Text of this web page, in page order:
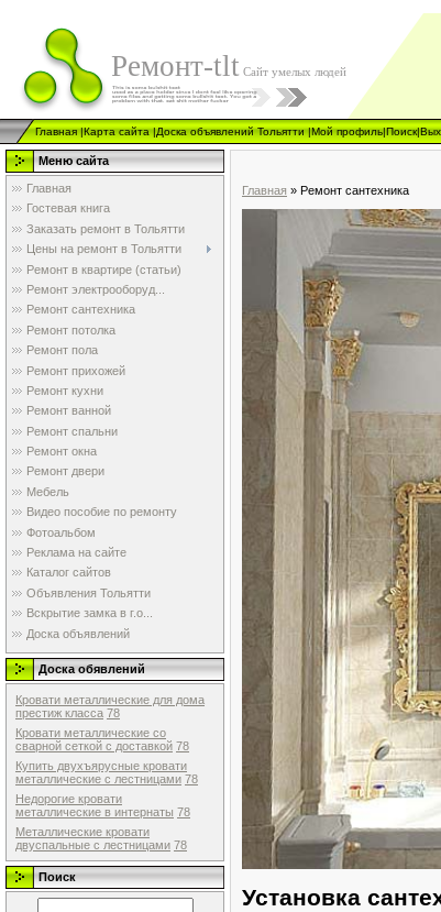
Ремонт-tlt Сайт умелых людей
Главная|Карта сайта|Доска объявлений Тольятти|Мой профиль|Поиск|
Меню сайта
Главная
Гостевая книга
Заказать ремонт в Тольятти
Цены на ремонт в Тольятти
Ремонт в квартире (статьи)
Ремонт электрооборуд...
Ремонт сантехника
Ремонт потолка
Ремонт пола
Ремонт прихожей
Ремонт кухни
Ремонт ванной
Ремонт спальни
Ремонт окна
Ремонт двери
Мебель
Видео пособие по ремонту
Фотоальбом
Реклама на сайте
Каталог сайтов
Объявления Тольятти
Вскрытие замка в г.о...
Доска объявлений
Доска обявлений
Кровати металлические для дома
престиж класса 78
Кровати металлические со
сварной сеткой с доставкой 78
Купить двухъярусные кровати
металлические с лестницами 78
Недорогие кровати
металлические в интернаты 78
Металлические кровати
двуспальные с лестницами 78
Поиск
Главная » Ремонт сантехника
Установка